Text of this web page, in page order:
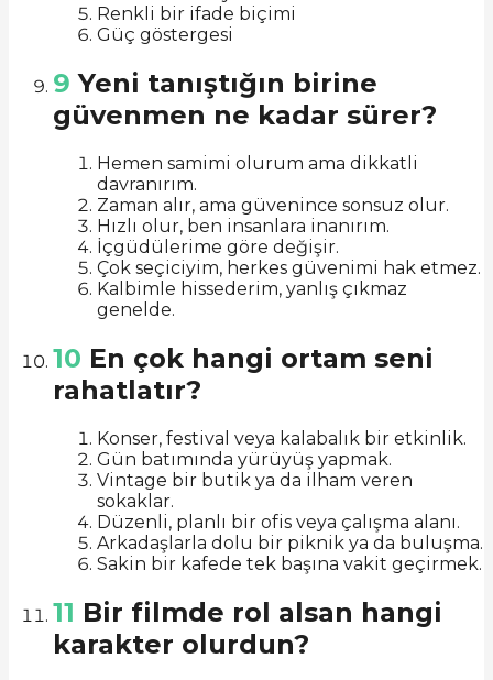
Renkli bir ifade biçimi
Güç göstergesi
9 Yeni tanıştığın birine
güvenmen ne kadar sürer?
Hemen samimi olurum ama dikkatli
davranırım.
Zaman alır, ama güvenince sonsuz olur.
Hızlı olur, ben insanlara inanırım.
İçgüdülerime göre değişir.
Çok seçiciyim, herkes güvenimi hak etmez.
Kalbimle hissederim, yanlış çıkmaz
genelde.
10 En çok hangi ortam seni
rahatlatır?
Konser, festival veya kalabalık bir etkinlik.
Gün batımında yürüyüş yapmak.
Vintage bir butik ya da ilham veren
sokaklar.
Düzenli, planlı bir ofis veya çalışma alanı.
Arkadaşlarla dolu bir piknik ya da buluşma.
Sakin bir kafede tek başına vakit geçirmek.
11 Bir filmde rol alsan hangi
karakter olurdun?